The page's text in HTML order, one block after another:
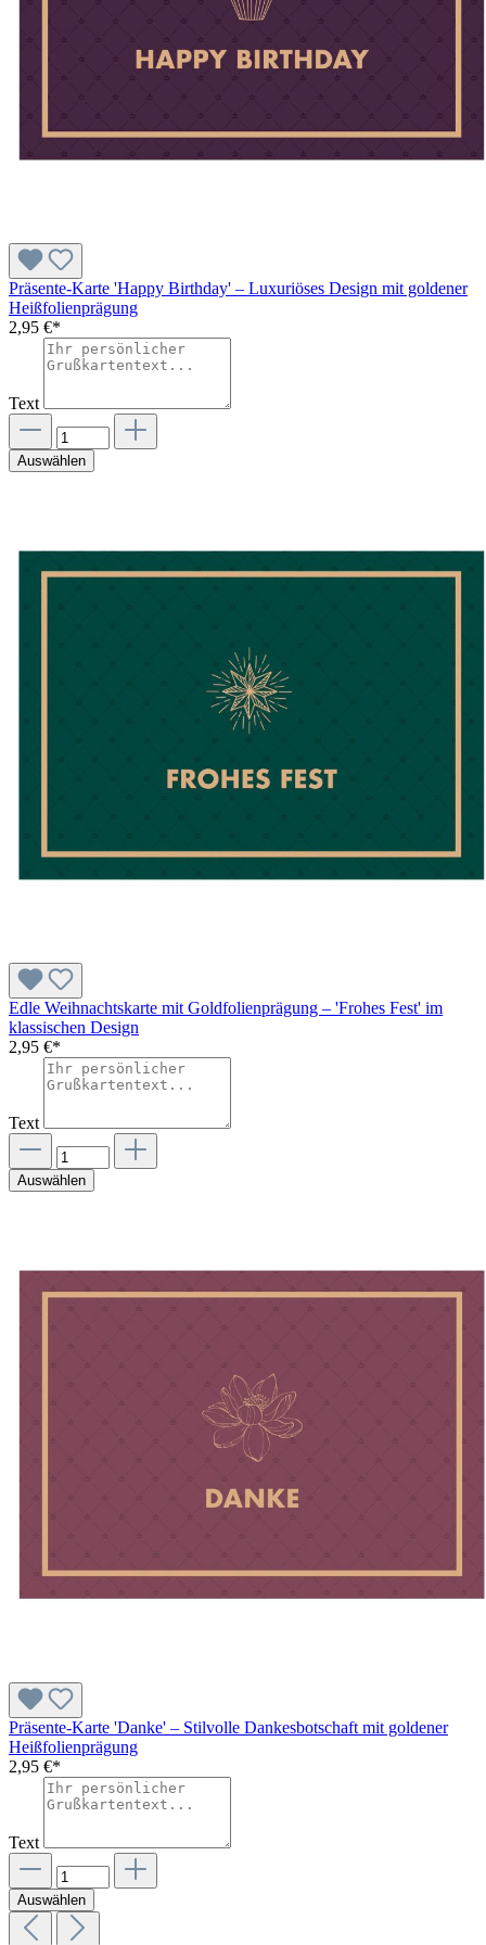
Präsente-Karte 'Happy Birthday' – Luxuriöses Design mit goldener
Heißfolienprägung
2,95 €*
Text
Auswählen
Edle Weihnachtskarte mit Goldfolienprägung – 'Frohes Fest' im
klassischen Design
2,95 €*
Text
Auswählen
Präsente-Karte 'Danke' – Stilvolle Dankesbotschaft mit goldener
Heißfolienprägung
2,95 €*
Text
Auswählen